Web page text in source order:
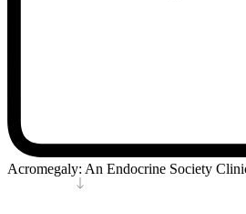
Acromegaly: An Endocrine Society